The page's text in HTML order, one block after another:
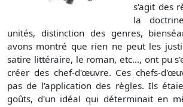
s'agit des
la
unités, distinction des genres,
avons montré que rien ne peut les
satire littéraire, le roman, etc..., ont pu
créer des chef-d'œuvre. Ces chefs-
pas de l'application des règles. Ils
goûts, d'un idéal qui déterminait en